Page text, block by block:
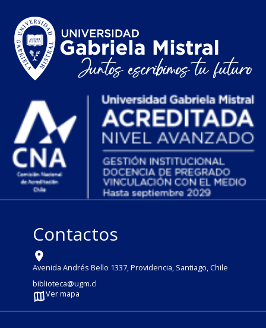
Contactos
Avenida Andrés Bello 1337, Providencia, Santiago, Chile
biblioteca@ugm.cl
Ver mapa